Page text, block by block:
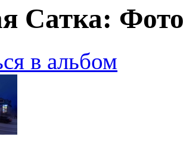
Сатка:
в альбом